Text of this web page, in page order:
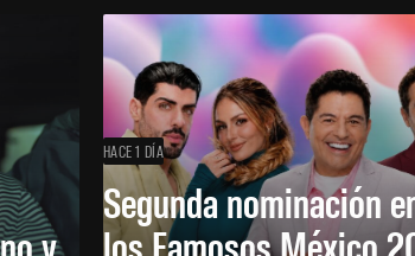
y
HACE 1 DÍA
Segunda nominación
los Famosos México